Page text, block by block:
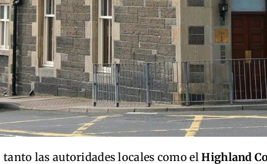
tanto las autoridades locales como elHighland